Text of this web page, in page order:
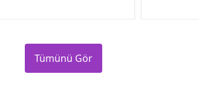
Tümünü Gör